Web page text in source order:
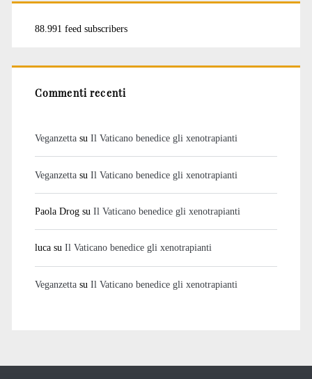
88.991 feed subscribers
Commenti recenti
Veganzettasu Il Vaticano benedice gli xenotrapianti
Veganzettasu Il Vaticano benedice gli xenotrapianti
Paola Drogsu Il Vaticano benedice gli xenotrapianti
lucasu Il Vaticano benedice gli xenotrapianti
Veganzettasu Il Vaticano benedice gli xenotrapianti